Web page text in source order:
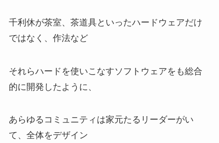
千利休が茶室、茶道具といったハードウェアだけ
ではなく、作法など
それらハードを使いこなすソフトウェアをも総合
的に開発したように、
あらゆるコミュニティは家元たるリーダーがい
て、全体をデザイン